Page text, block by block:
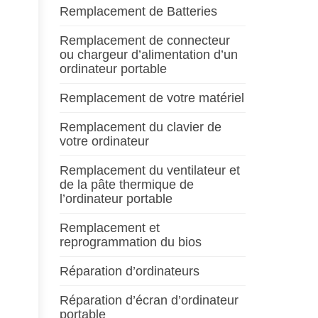
Remplacement de Batteries
Remplacement de connecteur
ou chargeur d’alimentation d’un
ordinateur portable
Remplacement de votre matériel
Remplacement du clavier de
votre ordinateur
Remplacement du ventilateur et
de la pâte thermique de
l’ordinateur portable
Remplacement et
reprogrammation du bios
Réparation d’ordinateurs
Réparation d’écran d’ordinateur
portable